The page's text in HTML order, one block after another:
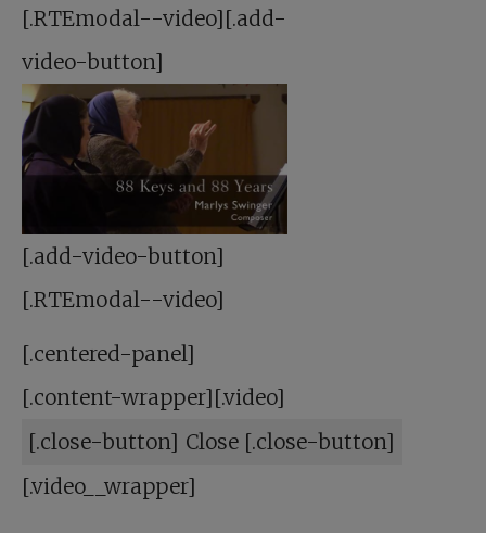
[.RTEmodal--video][.add-
video-button]
[.add-video-button]
[.RTEmodal--video]
[.centered-panel]
[.content-wrapper][.video]
[.close-button] Close [.close-button]
[.video__wrapper]